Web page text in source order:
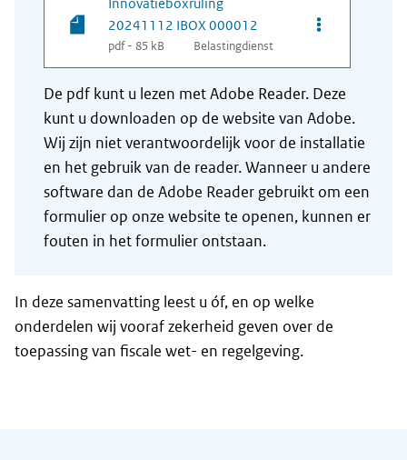
20241112 IBOX 000012
pdf - 85 kB Belastingdienst
Opties van
De pdf kunt u lezen met Adobe Reader. Deze
kunt u downloaden op de website van Adobe.
Wij zijn niet verantwoordelijk voor de installatie
en het gebruik van de reader. Wanneer u andere
software dan de Adobe Reader gebruikt om een
formulier op onze website te openen, kunnen er
fouten in het formulier ontstaan.
In deze samenvatting leest u óf, en op welke
onderdelen wij vooraf zekerheid geven over de
toepassing van fiscale wet- en regelgeving.